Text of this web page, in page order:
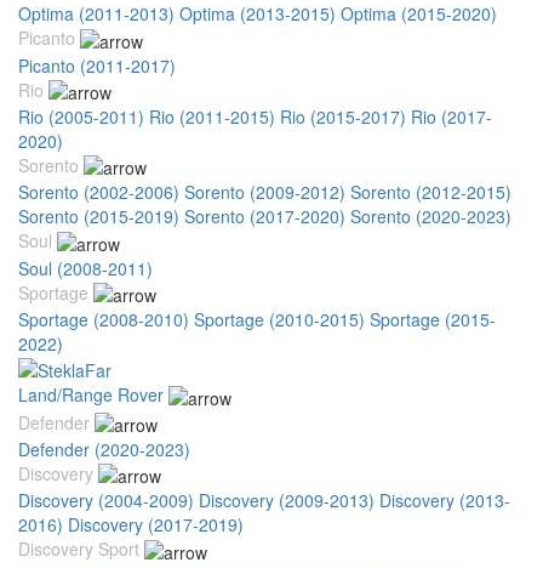
Optima (2011-2013) Optima (2013-2015) Optima (2015-2020)
Picanto
Picanto (2011-2017)
Rio
Rio (2005-2011) Rio (2011-2015) Rio (2015-2017) Rio (2017-
2020)
Sorento
Sorento (2002-2006) Sorento (2009-2012) Sorento (2012-2015)
Sorento (2015-2019) Sorento (2017-2020) Sorento (2020-2023)
Soul
Soul (2008-2011)
Sportage
Sportage (2008-2010) Sportage (2010-2015) Sportage (2015-
2022)
Land/Range Rover
Defender
Defender (2020-2023)
Discovery
Discovery (2004-2009) Discovery (2009-2013) Discovery (2013-
2016) Discovery (2017-2019)
Discovery Sport